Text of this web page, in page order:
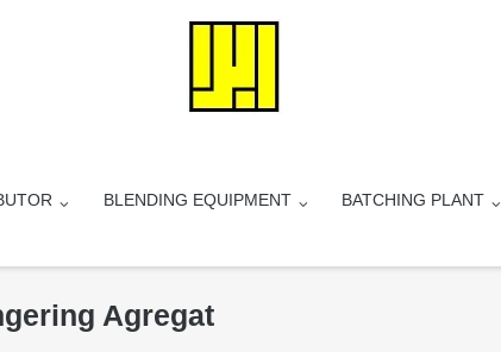
BLENDING EQUIPMENT BATCHING PLANT
Agregat